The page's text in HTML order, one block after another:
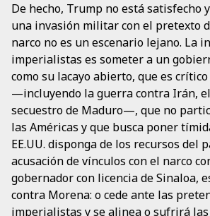
De hecho, Trump no está satisfecho
una invasión militar con el pretexto
narco no es un escenario lejano. La
imperialistas es someter a un
como su lacayo abierto, que es
—incluyendo la guerra contra Irán, el
secuestro de Maduro—, que no
las Américas y que busca poner
EE.UU. disponga de los recursos del
acusación de vínculos con el narco
gobernador con licencia de Sinaloa,
contra Morena: o cede ante las
imperialistas y se alinea o sufrirá las